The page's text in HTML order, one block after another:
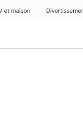
et maison